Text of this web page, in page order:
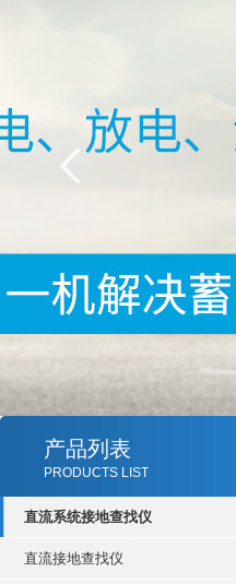
产品列表
PRODUCTS LIST
直流系统接地查找仪
直流接地查找仪